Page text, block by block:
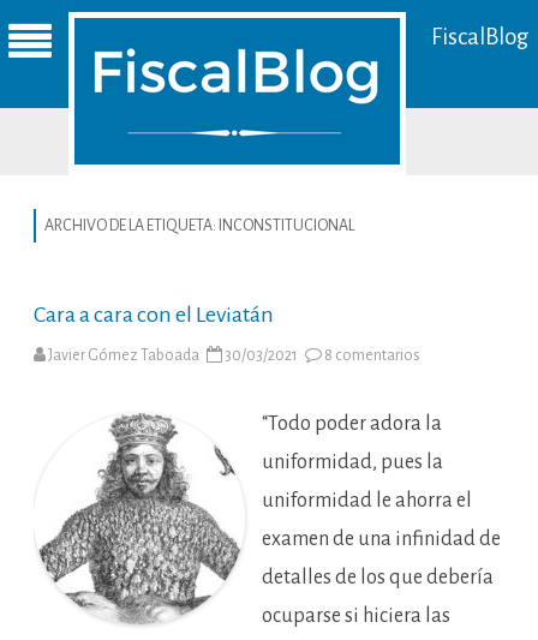
FiscalBlog
ARCHIVO DE LA ETIQUETA: INCONSTITUCIONAL
Cara a cara con el Leviatán
Javier Gómez Taboada 30/03/2021 8 comentarios
con
Leviatán
“Todo poder adora la
uniformidad, pues la
uniformidad le ahorra el
examen de una infinidad de
detalles de los que debería
ocuparse si hiciera las